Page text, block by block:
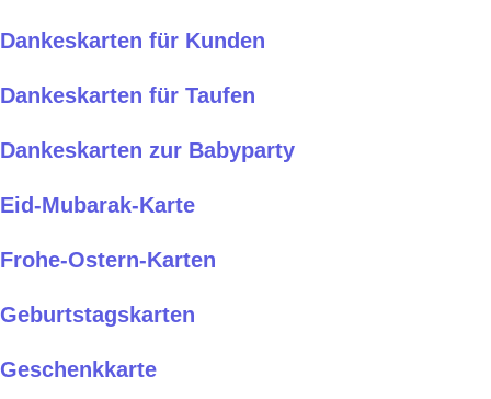
Dankeskarten für Kunden
Dankeskarten für Taufen
Dankeskarten zur Babyparty
Eid-Mubarak-Karte
Frohe-Ostern-Karten
Geburtstagskarten
Geschenkkarte